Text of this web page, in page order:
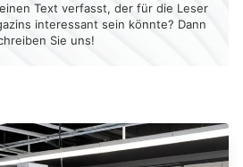
Text verfasst, der für die Leser
interessant sein könnte? Dann
Sie uns!